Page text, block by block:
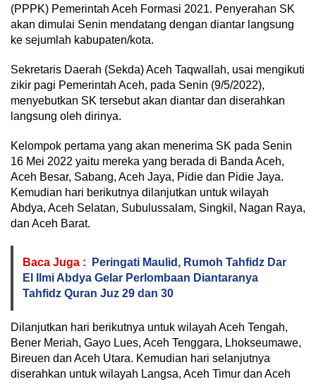
(PPPK) Pemerintah Aceh Formasi 2021. Penyerahan SK
akan dimulai Senin mendatang dengan diantar langsung
ke sejumlah kabupaten/kota.
Sekretaris Daerah (Sekda) Aceh Taqwallah, usai mengikuti
zikir pagi Pemerintah Aceh, pada Senin (9/5/2022),
menyebutkan SK tersebut akan diantar dan diserahkan
langsung oleh dirinya.
Kelompok pertama yang akan menerima SK pada Senin
16 Mei 2022 yaitu mereka yang berada di Banda Aceh,
Aceh Besar, Sabang, Aceh Jaya, Pidie dan Pidie Jaya.
Kemudian hari berikutnya dilanjutkan untuk wilayah
Abdya, Aceh Selatan, Subulussalam, Singkil, Nagan Raya,
dan Aceh Barat.
Baca Juga :
Peringati Maulid, Rumoh Tahfidz Dar
El Ilmi Abdya Gelar Perlombaan Diantaranya
Tahfidz Quran Juz 29 dan 30
Dilanjutkan hari berikutnya untuk wilayah Aceh Tengah,
Bener Meriah, Gayo Lues, Aceh Tenggara, Lhokseumawe,
Bireuen dan Aceh Utara. Kemudian hari selanjutnya
diserahkan untuk wilayah Langsa, Aceh Timur dan Aceh